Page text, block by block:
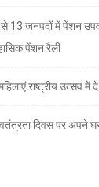
से 13 जनपदों में पेंशन
पेंशन रैली
राष्ट्रीय उत्सव में
दिवस पर अपने